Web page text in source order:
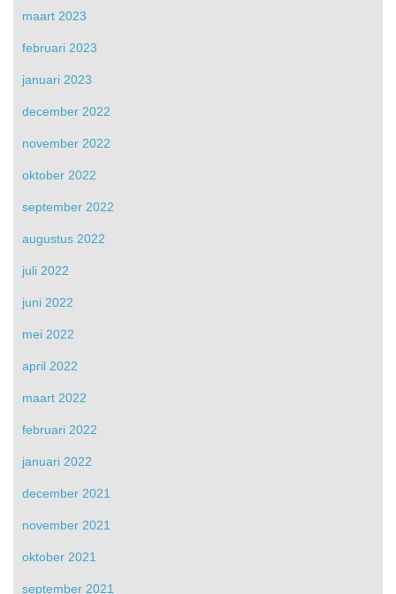
maart 2023
februari 2023
januari 2023
december 2022
november 2022
oktober 2022
september 2022
augustus 2022
juli 2022
juni 2022
mei 2022
april 2022
maart 2022
februari 2022
januari 2022
december 2021
november 2021
oktober 2021
september 2021